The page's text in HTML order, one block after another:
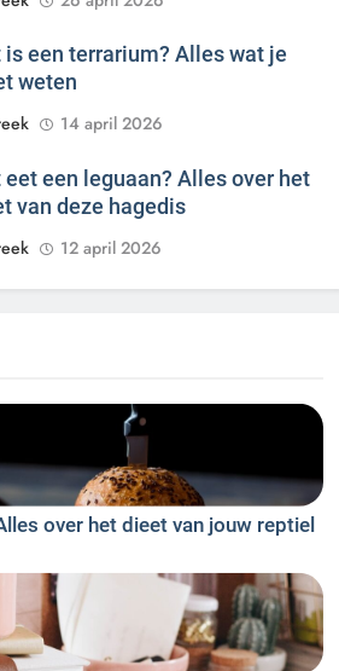
is een terrarium? Alles wat je
weten
14 april 2026
eet een leguaan? Alles over het
van deze hagedis
12 april 2026
over het dieet van jouw reptiel